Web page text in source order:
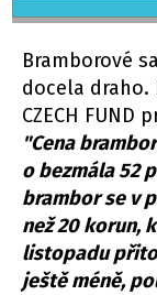
Bramborové
docela draho.
CZECH
"Cena
o bezmála 52
brambor se v
než 20 korun,
listopadu
ještě méně,